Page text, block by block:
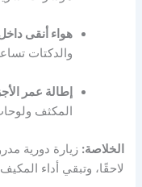
هواء أنقى
والدكتات
إطالة عمر
المكثف
الخلاصة: زيارة دورية
لاحقًا، وتبقي أداء